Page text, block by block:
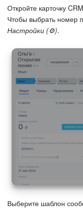
Онлайн-
КЭДО
Подпись
Маркетинг
Аналитика
BI Конструктор
Откройте карточку
Чтобы выбрать номер
Настройки (⚙️).
Выберите шаблон